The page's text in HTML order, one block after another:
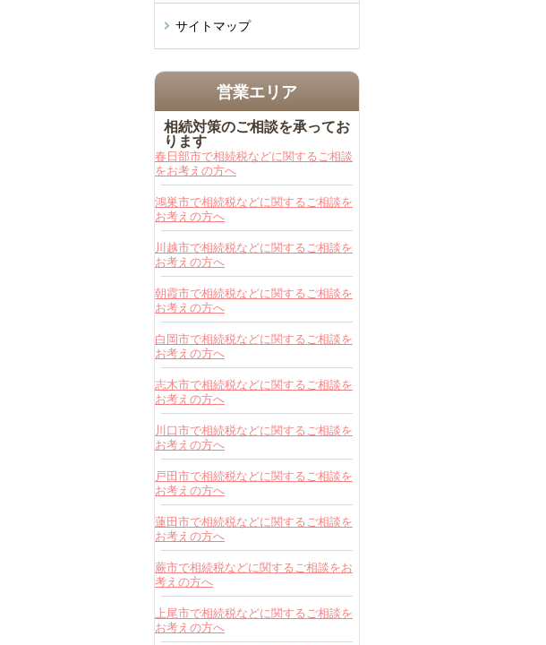
サイトマップ
営業エリア
相続対策のご相談を承ってお
ります
春日部市で相続税などに関するご相談
をお考えの方へ
鴻巣市で相続税などに関するご相談を
お考えの方へ
川越市で相続税などに関するご相談を
お考えの方へ
朝霞市で相続税などに関するご相談を
お考えの方へ
白岡市で相続税などに関するご相談を
お考えの方へ
志木市で相続税などに関するご相談を
お考えの方へ
川口市で相続税などに関するご相談を
お考えの方へ
戸田市で相続税などに関するご相談を
お考えの方へ
蓮田市で相続税などに関するご相談を
お考えの方へ
蕨市で相続税などに関するご相談をお
考えの方へ
上尾市で相続税などに関するご相談を
お考えの方へ